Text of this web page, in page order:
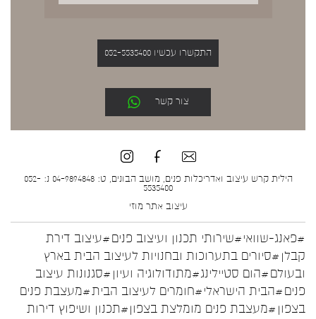
התקשרו עכשיו 052-5535400
צור קשר
הילית קרש עיצוב ואדריכלות פנים, מושב הבונים, ט: 04-9894848 נ: 052-
5535400
עיצוב אתר מוזי
#פאנג-שוואי#שירותי תכנון ועיצוב פנים#עיצוב דירת
קבלן #סיורים בתערוכות ובחנויות לעיצוב הבית בארץ
ובעולם#הום סטיילינג#מתודולוגיה ועיון #סגנונות עיצוב
פנים#הבית הישראלי#חומרים לעיצוב הבית#מעצבת פנים
בצפון #מעצבת פנים מומלצת בצפון#תכנון ושיפוץ דירות